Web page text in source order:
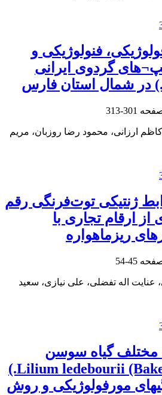
فنولوژیکی و
گردوی ایرانی
301-313
ارزانی، محمود رضا روزبان، مریم
ژنتیکی توت‌فرنگی رقم
از ارقام تجاری‌ با
ریز‏ماهواره
45-54
اله تفضلی، علی نیازی، سعید
مختلف گیاه سوسن
چلچراغ (Lilium ledebourii (Baker) Boiss.)
مورفولوژیکی و روش‌